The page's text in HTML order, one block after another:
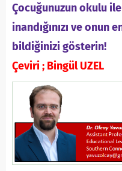
Çocuğunuzun okulu
inandığınızı ve
bildiğinizi gösterin!
Çeviri ; Bingül UZEL